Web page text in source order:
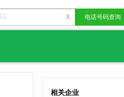
X 电话号码查询
相关企业